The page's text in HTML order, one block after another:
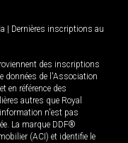
Dernières inscriptions au
des inscriptions
données de l'Association
en référence des
autres que Royal
n'est pas
La marque DDF®
(ACI) et identifie le